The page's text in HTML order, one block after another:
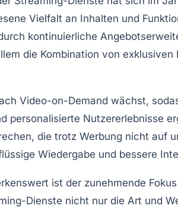
Vielfalt an Inhalten und
kontinuierliche
die Kombination von
Video-on-Demand wächst,
personalisierte Nutzererlebnisse
die trotz Werbung nicht auf
Wiedergabe und bessere
ist der zunehmende
Dienste nicht nur die Art und